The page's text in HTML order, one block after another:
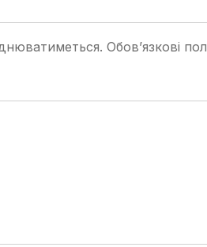
Обов’язкові